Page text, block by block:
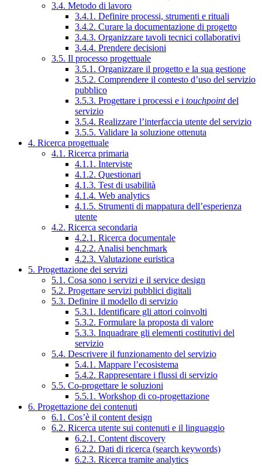
3.4. Metodo di lavoro
3.4.1. Definire processi, strumenti e rituali
3.4.2. Curare la documentazione di progetto
3.4.3. Organizzare tavoli tecnici collaborativi
3.4.4. Prendere decisioni
3.5. Il processo progettuale
3.5.1. Organizzare il progetto e la sua gestione
3.5.2. Comprendere il contesto d’uso del servizio
pubblico
3.5.3. Progettare i processi e i touchpointdel
servizio
3.5.4. Realizzare l’interfaccia utente del servizio
3.5.5. Validare la soluzione ottenuta
4. Ricerca progettuale
4.1. Ricerca primaria
4.1.1. Interviste
4.1.2. Questionari
4.1.3. Test di usabilità
4.1.4. Web analytics
4.1.5. Strumenti di mappatura dell’esperienza
utente
4.2. Ricerca secondaria
4.2.1. Ricerca documentale
4.2.2. Analisi benchmark
4.2.3. Valutazione euristica
5. Progettazione dei servizi
5.1. Cosa sono i servizi e il service design
5.2. Progettare servizi pubblici digitali
5.3. Definire il modello di servizio
5.3.1. Identificare gli attori coinvolti
5.3.2. Formulare la proposta di valore
5.3.3. Inquadrare gli elementi costitutivi del
servizio
5.4. Descrivere il funzionamento del servizio
5.4.1. Mappare l’ecosistema
5.4.2. Rappresentare i flussi di servizio
5.5. Co-progettare le soluzioni
5.5.1. Workshop di co-progettazione
6. Progettazione dei contenuti
6.1. Cos’è il content design
6.2. Ricerca utente sui contenuti e il linguaggio
6.2.1. Content discovery
6.2.2. Dati di ricerca (search keywords)
6.2.3. Ricerca tramite analytics